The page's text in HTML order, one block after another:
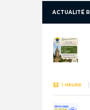
ACTUALITÉ
1 HEURE